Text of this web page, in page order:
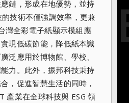
鏈，形成在地優勢，並持
技術不僅強調效率，更兼
灣全彩電子紙顯示模組應
現低碳節能，降低紙本識
泛應用於博物館、學校、
力。此外，振邦科技秉持
，促進智慧生活的同時，
產業在全球科技與 ESG 領